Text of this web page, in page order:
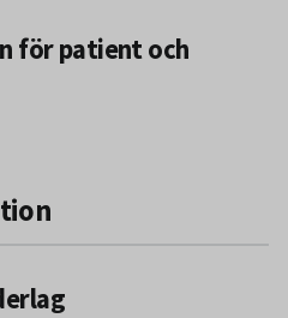
för patient och